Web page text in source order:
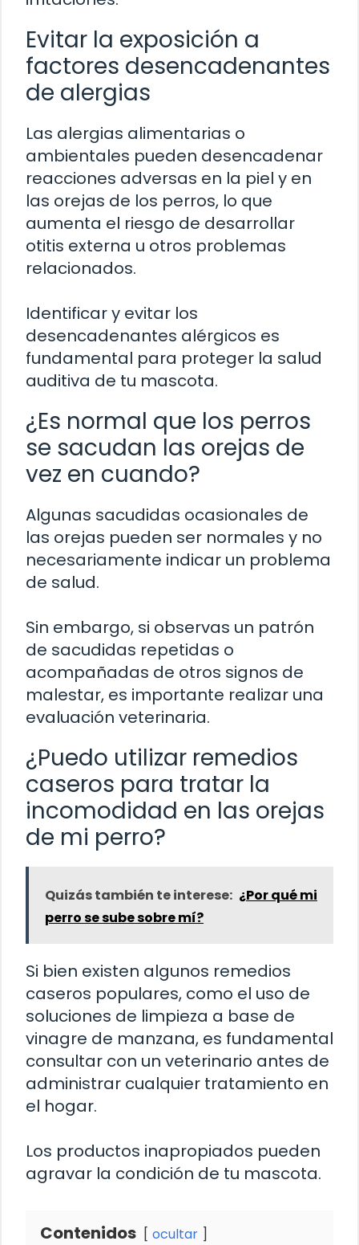
Evitar la exposición a
factores desencadenantes
de alergias
Las alergias alimentarias o
ambientales pueden desencadenar
reacciones adversas en la piel y en
las orejas de los perros, lo que
aumenta el riesgo de desarrollar
otitis externa u otros problemas
relacionados.
Identificar y evitar los
desencadenantes alérgicos es
fundamental para proteger la salud
auditiva de tu mascota.
¿Es normal que los perros
se sacudan las orejas de
vez en cuando?
Algunas sacudidas ocasionales de
las orejas pueden ser normales y no
necesariamente indicar un problema
de salud.
Sin embargo, si observas un patrón
de sacudidas repetidas o
acompañadas de otros signos de
malestar, es importante realizar una
evaluación veterinaria.
¿Puedo utilizar remedios
caseros para tratar la
incomodidad en las orejas
de mi perro?
Quizás también te interese: ¿Por qué mi
perro se sube sobre mí?
Si bien existen algunos remedios
caseros populares, como el uso de
soluciones de limpieza a base de
vinagre de manzana, es fundamental
consultar con un veterinario antes de
administrar cualquier tratamiento en
el hogar.
Los productos inapropiados pueden
agravar la condición de tu mascota.
Contenidos ocultar